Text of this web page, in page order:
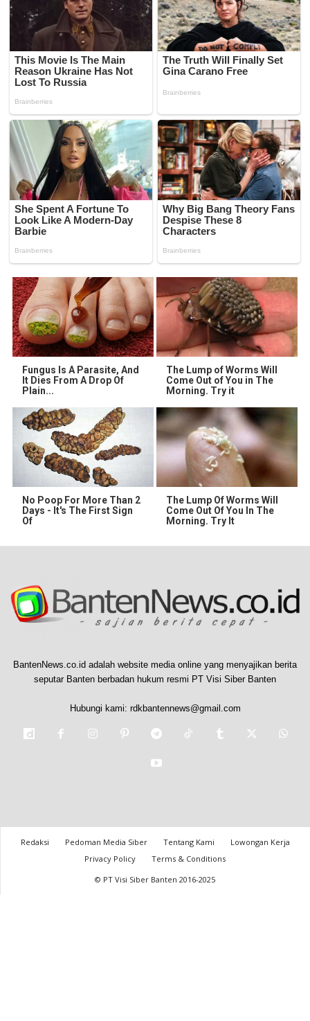
Fungus Is A Parasite, And
It Dies From A Drop Of
Plain...
The Lump of Worms Will
Come Out of You in The
Morning. Try it
No Poop For More Than 2
Days - It's The First Sign
Of
The Lump Of Worms Will
Come Out Of You In The
Morning. Try It
BantenNews.co.id adalah website media online yang menyajikan berita
seputar Banten berbadan hukum resmi PT Visi Siber Banten
Hubungi kami: rdkbantennews@gmail.com
Redaksi Pedoman Media Siber Tentang Kami
Lowongan Kerja
Privacy Policy
Terms & Conditions
© PT Visi Siber Banten 2016-2025